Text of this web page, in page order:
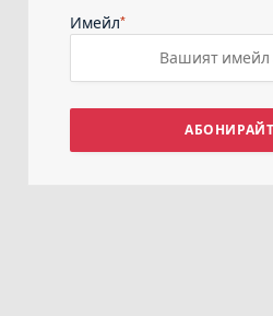
Имейл*